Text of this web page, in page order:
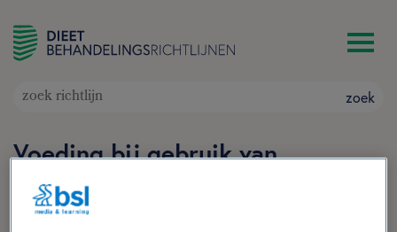
zoek
Voeding bij gebruik van
atypische antipsychotica
Doelgroep: Patiënten (volwassenen, ouderen en